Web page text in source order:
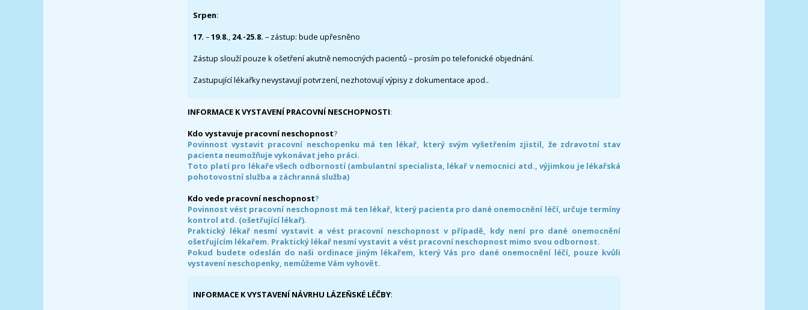
Srpen:
17. –19.8., 24.-25.8. – zástup: bude upřesněno
Zástup slouží pouze k ošetření akutně nemocných pacientů – prosím po telefonické objednání.
Zastupující lékařky nevystavují potvrzení, nezhotovují výpisy z dokumentace apod..
INFORMACE K VYSTAVENÍ PRACOVNÍ NESCHOPNOSTI:
Kdo vystavuje pracovní neschopnost?
Povinnost vystavit pracovní neschopenku má ten lékař, který svým vyšetřením zjistil, že zdravotní stav
pacienta neumožňuje vykonávat jeho práci.
Toto platí pro lékaře všech odborností (ambulantní specialista, lékař v nemocnici atd., výjimkou je lékařská
pohotovostní služba a záchranná služba)
Kdo vede pracovní neschopnost?
Povinnost vést pracovní neschopnost má ten lékař, který pacienta pro dané onemocnění léčí, určuje termíny
kontrol atd. (ošetřující lékař).
Praktický lékař nesmí vystavit a vést pracovní neschopnost v případě, kdy není pro dané onemocnění
ošetřujícím lékařem. Praktický lékař nesmí vystavit a vést pracovní neschopnost mimo svou odbornost.
Pokud budete odeslán do naši ordinace jiným lékařem, který Vás pro dané onemocnění léčí, pouze kvůli
vystavení neschopenky, nemůžeme Vám vyhovět.
INFORMACE K VYSTAVENÍ NÁVRHU LÁZEŇSKÉ LÉČBY: